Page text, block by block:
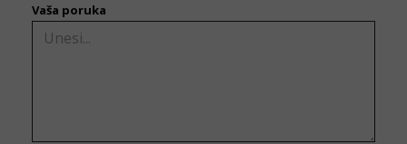
Vaša poruka